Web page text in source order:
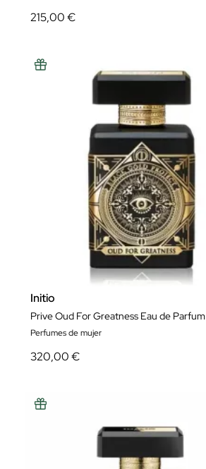
215,00 €
Initio
Prive Oud For Greatness Eau de Parfum
Perfumes de mujer
320,00 €